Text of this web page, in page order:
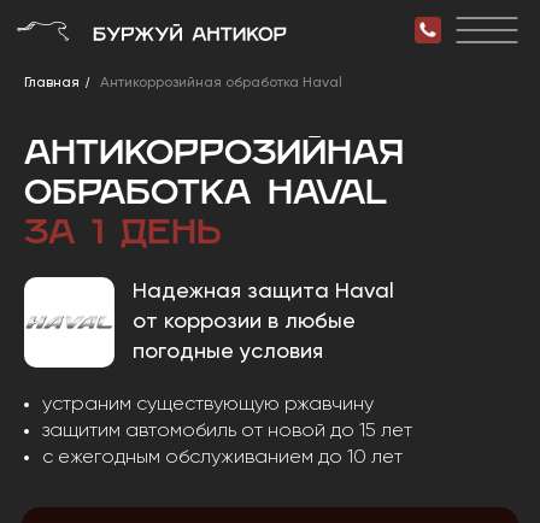
Главная / Антикоррозийная обработка Haval
Надежная защита Haval
от коррозии в любые
погодные условия
устраним существующую ржавчину
защитим автомобиль от новой до 15 лет
с ежегодным обслуживанием до 10 лет
Антикоррозийная
обработка Haval
за 1 день